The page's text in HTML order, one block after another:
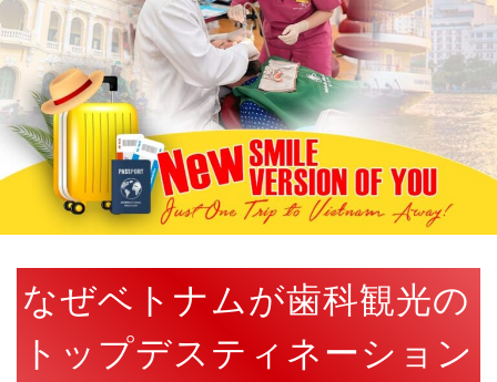
なぜベトナムが歯科観光の
トップデスティネーション